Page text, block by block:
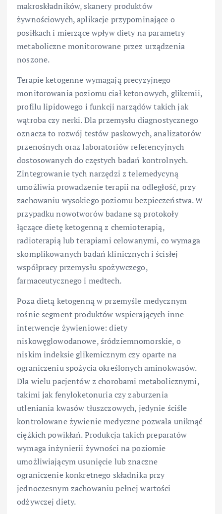
makroskładników, skanery produktów
żywnościowych, aplikacje przypominające o
posiłkach i mierzące wpływ diety na parametry
metaboliczne monitorowane przez urządzenia
noszone.
Terapie ketogenne wymagają precyzyjnego
monitorowania poziomu ciał ketonowych, glikemii,
profilu lipidowego i funkcji narządów takich jak
wątroba czy nerki. Dla przemysłu diagnostycznego
oznacza to rozwój testów paskowych, analizatorów
przenośnych oraz laboratoriów referencyjnych
dostosowanych do częstych badań kontrolnych.
Zintegrowanie tych narzędzi z telemedycyną
umożliwia prowadzenie terapii na odległość, przy
zachowaniu wysokiego poziomu bezpieczeństwa. W
przypadku nowotworów badane są protokoły
łączące dietę ketogenną z chemioterapią,
radioterapią lub terapiami celowanymi, co wymaga
skomplikowanych badań klinicznych i ścisłej
współpracy przemysłu spożywczego,
farmaceutycznego i medtech.
Poza dietą ketogenną w przemyśle medycznym
rośnie segment produktów wspierających inne
interwencje żywieniowe: diety
niskowęglowodanowe, śródziemnomorskie, o
niskim indeksie glikemicznym czy oparte na
ograniczeniu spożycia określonych aminokwasów.
Dla wielu pacjentów z chorobami metabolicznymi,
takimi jak fenyloketonuria czy zaburzenia
utleniania kwasów tłuszczowych, jedynie ściśle
kontrolowane żywienie medyczne pozwala uniknąć
ciężkich powikłań. Produkcja takich preparatów
wymaga inżynierii żywności na poziomie
umożliwiającym usunięcie lub znaczne
ograniczenie konkretnego składnika przy
jednoczesnym zachowaniu pełnej wartości
odżywczej diety.